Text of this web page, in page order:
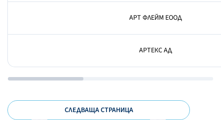
АРТ ФЛЕЙМ ЕООД
АРТЕКС АД
СЛЕДВАЩА СТРАНИЦА